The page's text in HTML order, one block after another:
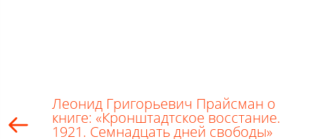
Леонид Григорьевич Прайсман о
книге: «Кронштадтское восстание.
1921. Семнадцать дней свободы»